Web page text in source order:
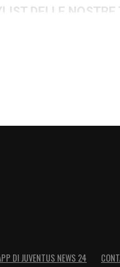
DELLE NOSTRE
DI JUVENTUS NEWS 24